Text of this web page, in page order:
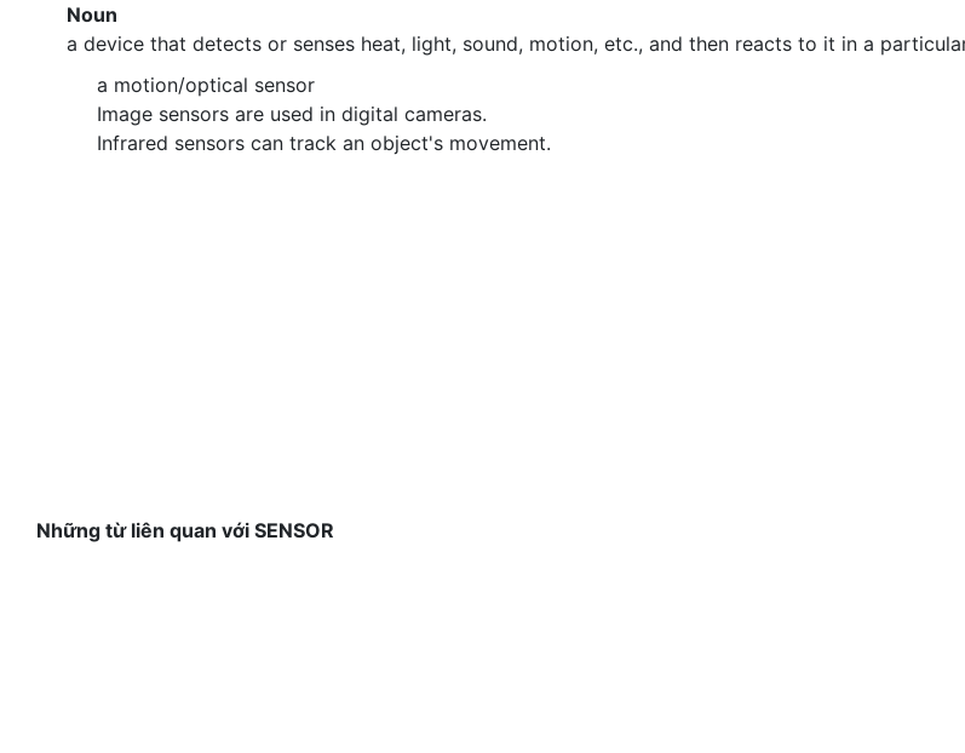
Noun
a device that detects or senses heat, light, sound, motion, etc., and then reacts to it in a
a motion/optical sensor
Image sensors are used in digital cameras.
Infrared sensors can track an object's movement.
Những từ liên quan với SENSOR